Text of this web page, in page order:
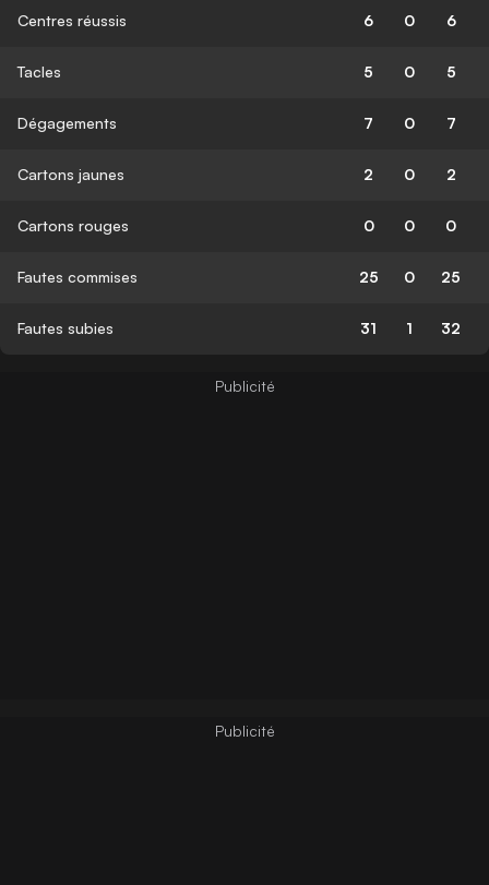
Centres réussis 6 0 6
Tacles 5 0 5
Dégagements 7 0 7
Cartons jaunes 2 0 2
Cartons rouges 0 0 0
Fautes commises 25 0 25
Fautes subies 31 1 32